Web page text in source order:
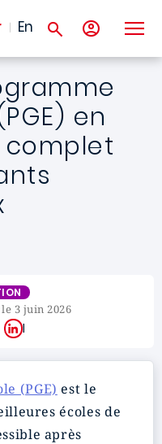
En
en
complet
3 juin 2026
LinkedIn
(PGE) est le
écoles de
après